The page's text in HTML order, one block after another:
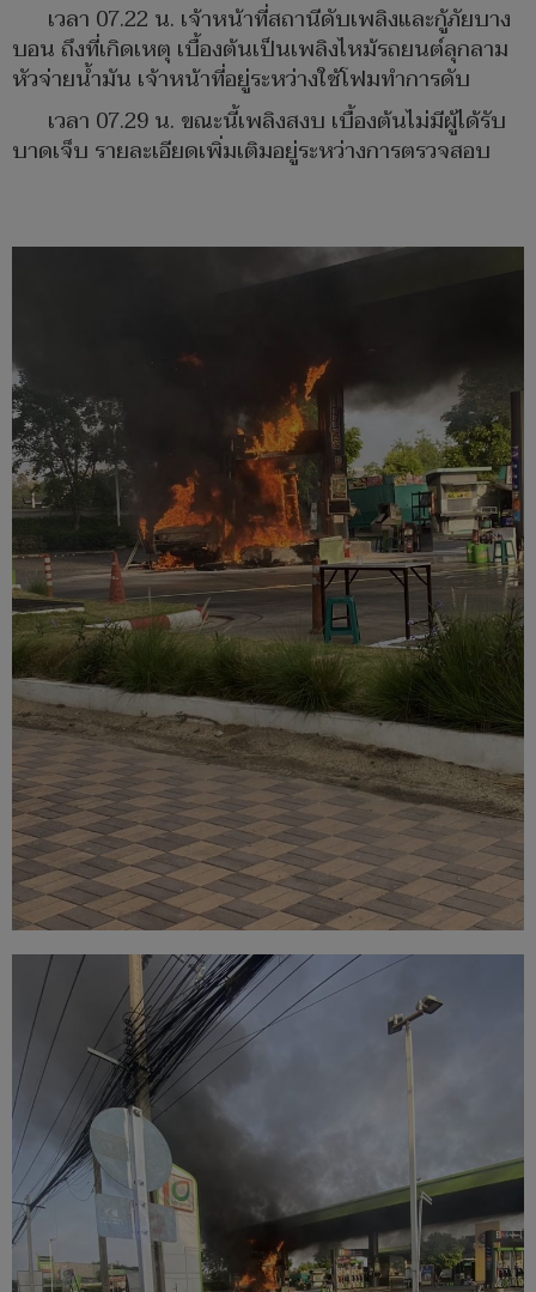
เวลา 07.22 น. เจ้าหน้าที่สถานีดับเพลิงและกู้ภัยบาง
บอน ถึงที่เกิดเหตุ เบื้องต้นเป็นเพลิงไหม้รถยนต์ลุกลาม
หัวจ่ายน้ำมัน เจ้าหน้าที่อยู่ระหว่างใช้โฟมทำการดับ
เวลา 07.29 น. ขณะนี้เพลิงสงบ เบื้องต้นไม่มีผู้ได้รับ
บาดเจ็บ รายละเอียดเพิ่มเติมอยู่ระหว่างการตรวจสอบ